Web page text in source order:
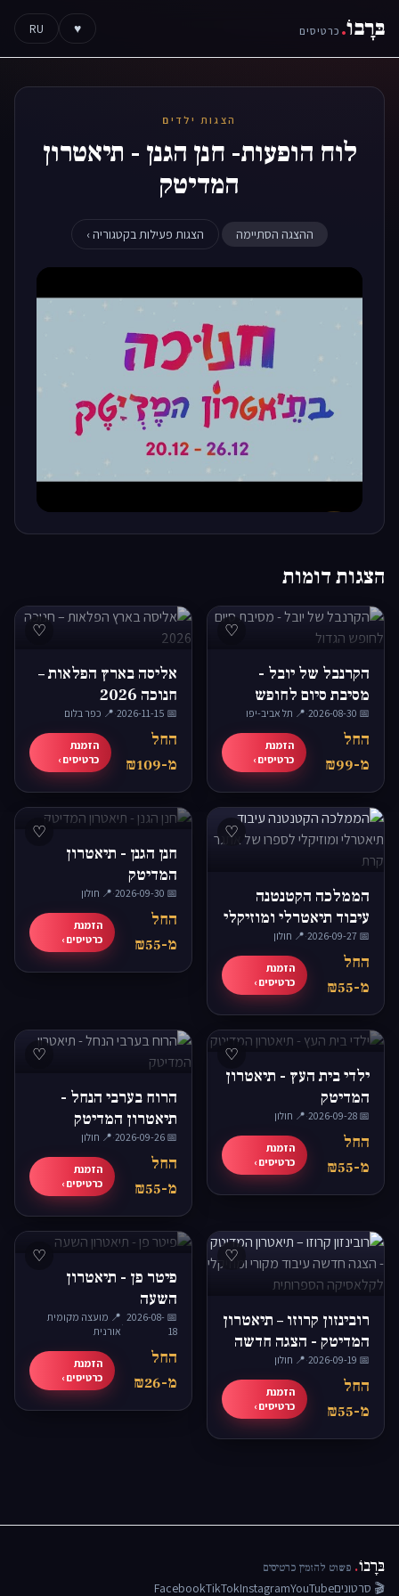
בּרָבוֹ. כרטיסים ♥
RU
הצגות ילדים
לוח הופעות- חנן הגנן - תיאטרון
המדיטק
ההצגה הסתיימה הצגות פעילות בקטגוריה ›
▶
הצגות דומות
♡
הקרנבל של יובל -
מסיבת סיום לחופש
הגדול
📅 2026-08-30
·📍 תל אביב-יפו
החל
מ-₪99
הזמנת
כרטיסים ›
♡
אליסה בארץ הפלאות –
חנוכה 2026
📅 2026-11-15
·📍 כפר בלום
החל
מ-₪109
הזמנת
כרטיסים ›
♡
הממלכה הקטנטנה
עיבוד תיאטרלי ומוזיקלי
לספרו של אתגר קרת
📅 2026-09-27
·📍 חולון
החל
מ-₪55
הזמנת
כרטיסים ›
♡
חנן הגנן - תיאטרון
המדיטק
📅 2026-09-30
·📍 חולון
החל
מ-₪55
הזמנת
כרטיסים ›
♡
ילדי בית העץ - תיאטרון
המדיטק
📅 2026-09-28
·📍 חולון
החל
מ-₪55
הזמנת
כרטיסים ›
♡
הרוח בערבי הנחל -
תיאטרון המדיטק
📅 2026-09-26
·📍 חולון
החל
מ-₪55
הזמנת
כרטיסים ›
♡
רובינזון קרוזו – תיאטרון
המדיטק - הצגה חדשה
עיבוד מקורי ומוזיקלי
לקלאסיקה הספרותית
📅 2026-09-19
·📍 חולון
החל
מ-₪55
הזמנת
כרטיסים ›
♡
פיטר פן - תיאטרון
השעה
📅 2026-08-
18
·
📍 מועצה מקומית
אורנית
החל
מ-₪26
הזמנת
כרטיסים ›
בּרָבוֹ. פשוט להזמין כרטיסים
🎬 סרטוניםYouTube
Instagram
TikTok
Facebook